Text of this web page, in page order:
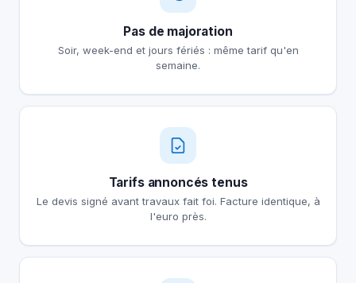
Pas de majoration
Soir, week-end et jours fériés : même tarif qu'en
semaine.
Tarifs annoncés tenus
Le devis signé avant travaux fait foi. Facture identique, à
l'euro près.